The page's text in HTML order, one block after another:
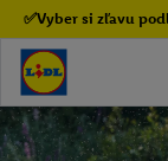
✅Vyber si zľavu